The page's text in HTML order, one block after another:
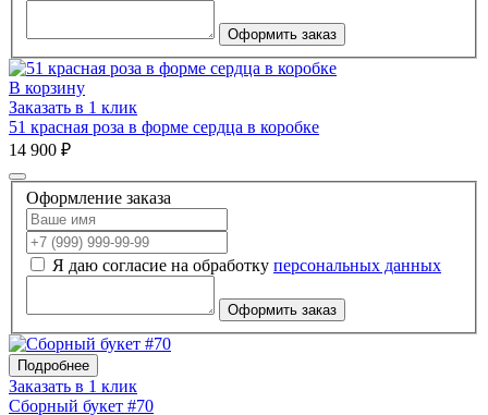
Оформить заказ
В корзину
Заказать в 1 клик
51 красная роза в форме сердца в коробке
14 900 ₽
Оформление заказа
Я даю согласие на обработку персональных данных
Оформить заказ
Подробнее
Заказать в 1 клик
Сборный букет #70